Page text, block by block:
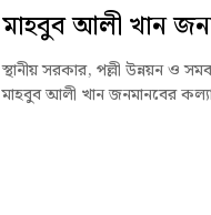
মাহবুব আলী খান
স্থানীয় সরকার, পল্লী উন্নয়ন ও
মাহবুব আলী খান জনমানবের